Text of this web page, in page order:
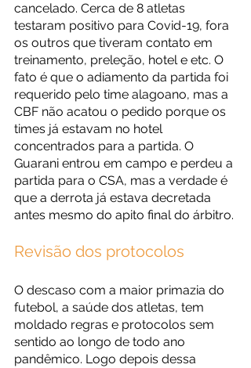
cancelado. Cerca de 8 atletas
testaram positivo para Covid-19, fora
os outros que tiveram contato em
treinamento, preleção, hotel e etc. O
fato é que o adiamento da partida foi
requerido pelo time alagoano, mas a
CBF não acatou o pedido porque os
times já estavam no hotel
concentrados para a partida. O
Guarani entrou em campo e perdeu a
partida para o CSA, mas a verdade é
que a derrota já estava decretada
antes mesmo do apito final do árbitro.
Revisão dos protocolos
O descaso com a maior primazia do
futebol, a saúde dos atletas, tem
moldado regras e protocolos sem
sentido ao longo de todo ano
pandêmico. Logo depois dessa